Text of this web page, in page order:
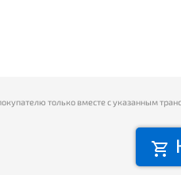
только вместе с указанным